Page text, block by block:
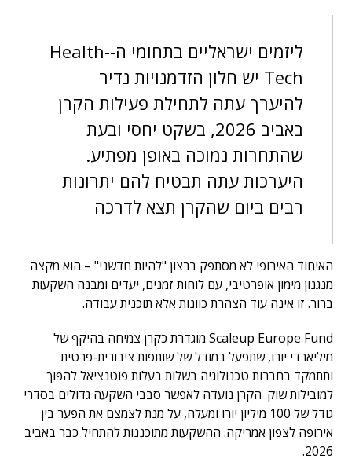
ליזמים ישראליים בתחומי ה-Health-
Tech יש חלון הזדמנויות נדיר
להיערך עתה לתחילת פעילות הקרן
באביב 2026, בשקט יחסי ובעת
שהתחרות נמוכה באופן מפתיע.
היערכות עתה תבטיח להם יתרונות
רבים ביום שהקרן תצא לדרכה
האיחוד האירופי לא מסתפק ברצון "להיות חדשני" – הוא מקצה
מנגנון מימון אופרטיבי, עם לוחות זמנים, יעדים ומבנה השקעות
ברור. זו אינה עוד הצהרת כוונות אלא תוכנית עבודה.
Scaleup Europe Fund מוגדרת כקרן צמיחה בהיקף של
מיליארדי יורו, שתפעל במודל של שותפות ציבורית-פרטית
ותתמקד בחברות טכנולוגיה בשלות בעלות פוטנציאל להפוך
למובילות שוק. הקרן נועדה לאפשר סבבי השקעה גדולים בסדרי
גודל של 100 מיליון יורו ומעלה, על מנת לצמצם את הפער בין
אירופה לצפון אמריקה. ההשקעות מתוכננות להתחיל כבר באביב
2026.